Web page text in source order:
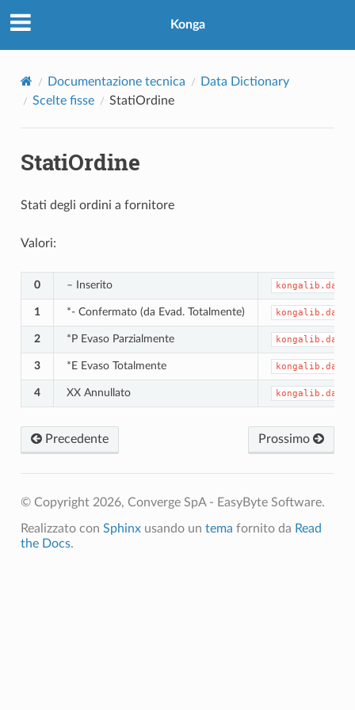
Konga
Documentazione tecnica
Data Dictionary
Scelte fisse
StatiOrdine
StatiOrdine
Stati degli ordini a fornitore
Valori:
0 – Inserito
1 *- Confermato (da Evad. Totalmente)
2 *P Evaso Parzialmente
3 *E Evaso Totalmente
4 XX Annullato
Precedente Prossimo
© Copyright 2026, Converge SpA - EasyByte Software.
Realizzato con Sphinxusando un tema fornito da Read
the Docs.